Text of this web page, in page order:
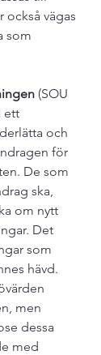
vägas
som
(SOU
ett
och
för
De som
ska,
om nytt
Det
som
hävd.
men
dessa
med